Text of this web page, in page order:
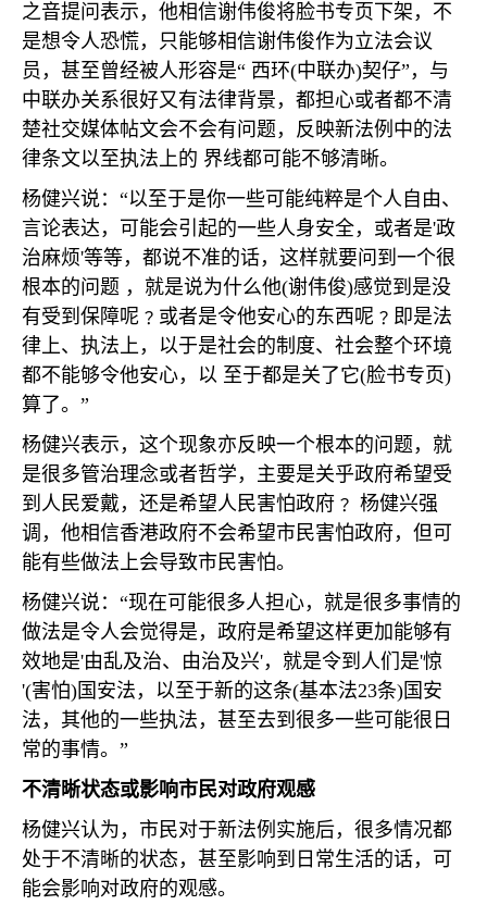
之音提问表示，他相信谢伟俊将脸书专页下架，不
是想令人恐慌，只能够相信谢伟俊作为立法会议
员，甚至曾经被人形容是“ 西环(中联办)契仔”，与
中联办关系很好又有法律背景，都担心或者都不清
楚社交媒体帖文会不会有问题，反映新法例中的法
律条文以至执法上的 界线都可能不够清晰。
杨健兴说：“以至于是你一些可能纯粹是个人自由、
言论表达，可能会引起的一些人身安全，或者是'政
治麻烦'等等，都说不准的话，这样就要问到一个很
根本的问题 ，就是说为什么他(谢伟俊)感觉到是没
有受到保障呢﹖或者是令他安心的东西呢﹖即是法
律上、执法上，以于是社会的制度、社会整个环境
都不能够令他安心，以 至于都是关了它(脸书专页)
算了。”
杨健兴表示，这个现象亦反映一个根本的问题，就
是很多管治理念或者哲学，主要是关乎政府希望受
到人民爱戴，还是希望人民害怕政府﹖ 杨健兴强
调，他相信香港政府不会希望市民害怕政府，但可
能有些做法上会导致市民害怕。
杨健兴说：“现在可能很多人担心，就是很多事情的
做法是令人会觉得是，政府是希望这样更加能够有
效地是'由乱及治、由治及兴'，就是令到人们是'惊
'(害怕)国安法，以至于新的这条(基本法23条)国安
法，其他的一些执法，甚至去到很多一些可能很日
常的事情。”
不清晰状态或影响市民对政府观感
杨健兴认为，市民对于新法例实施后，很多情况都
处于不清晰的状态，甚至影响到日常生活的话，可
能会影响对政府的观感。